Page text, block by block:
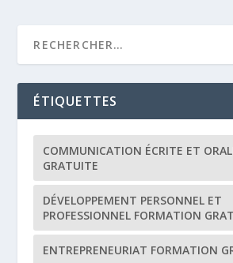
ÉTIQUETTES
COMMUNICATION ÉCRITE ET
GRATUITE
DÉVELOPPEMENT PERSONNEL ET
PROFESSIONNEL FORMATION
ENTREPRENEURIAT FORMATION